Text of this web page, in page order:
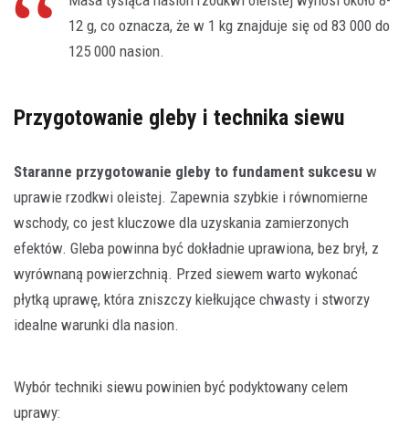
12 g, co oznacza, że w 1 kg znajduje się od 83 000 do
125 000 nasion.
Przygotowanie gleby i technika siewu
Staranne przygotowanie gleby to fundament sukcesu w
uprawie rzodkwi oleistej. Zapewnia szybkie i równomierne
wschody, co jest kluczowe dla uzyskania zamierzonych
efektów. Gleba powinna być dokładnie uprawiona, bez brył, z
wyrównaną powierzchnią. Przed siewem warto wykonać
płytką uprawę, która zniszczy kiełkujące chwasty i stworzy
idealne warunki dla nasion.
Wybór techniki siewu powinien być podyktowany celem
uprawy: